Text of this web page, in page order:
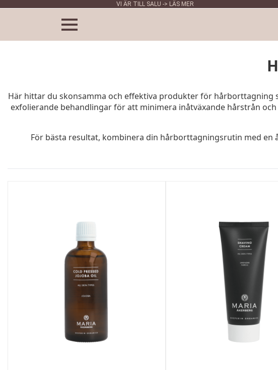
VI ÄR TILL SALU -> LÄS MER
Här hittar du skonsamma och effektiva produkter för hårborttagning
exfolierande behandlingar för att minimera inåtväxande hårstrån
För bästa resultat, kombinera din hårborttagningsrutin med